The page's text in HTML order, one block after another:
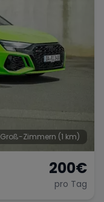
Dodge
Aston Martin
Maserati
Groß-Zimmern (1 km)
200€
pro Tag